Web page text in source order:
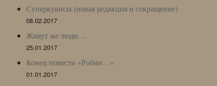
Суперкукисы (новая редакция и сокращение)
08.02.2017
Живут же люди…
25.01.2017
Конец повести «Робин…»
01.01.2017